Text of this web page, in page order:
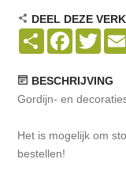
DEEL DEZE
Share Facebook
BESCHRIJVING
Gordijn- en
Het is mogelijk om
bestellen!